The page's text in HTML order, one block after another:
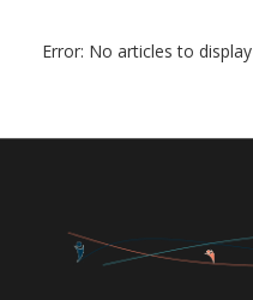
Error: No articles to display